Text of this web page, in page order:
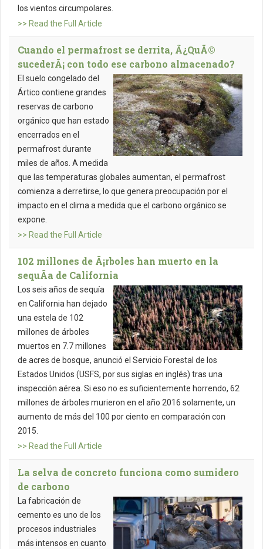
los vientos circumpolares.
>> Read the Full Article
Cuando el permafrost se derrita, Â¿QuÃ©
sucederÃ¡ con todo ese carbono almacenado?
El suelo congelado del
Ártico contiene grandes
reservas de carbono
orgánico que han estado
encerrados en el
permafrost durante
miles de años. A medida
que las temperaturas globales aumentan, el permafrost
comienza a derretirse, lo que genera preocupación por el
impacto en el clima a medida que el carbono orgánico se
expone.
>> Read the Full Article
102 millones de Ã¡rboles han muerto en la
sequÃ­a de California
Los seis años de sequía
en California han dejado
una estela de 102
millones de árboles
muertos en 7.7 millones
de acres de bosque, anunció el Servicio Forestal de los
Estados Unidos (USFS, por sus siglas en inglés) tras una
inspección aérea. Si eso no es suficientemente horrendo, 62
millones de árboles murieron en el año 2016 solamente, un
aumento de más del 100 por ciento en comparación con
2015.
>> Read the Full Article
La selva de concreto funciona como sumidero
de carbono
La fabricación de
cemento es uno de los
procesos industriales
más intensos en cuanto